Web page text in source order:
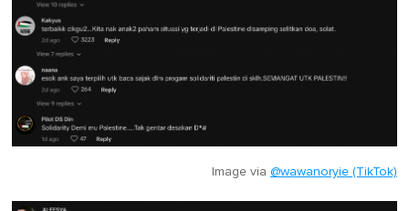
Image via @wawanoryie (TikTok)